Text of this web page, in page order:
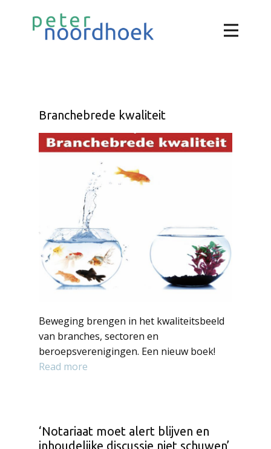
Branchebrede kwaliteit
Beweging brengen in het kwaliteitsbeeld
van branches, sectoren en
beroepsverenigingen. Een nieuw boek!
Read more
‘Notariaat moet alert blijven en
inhoudelijke discussie niet schuwen’